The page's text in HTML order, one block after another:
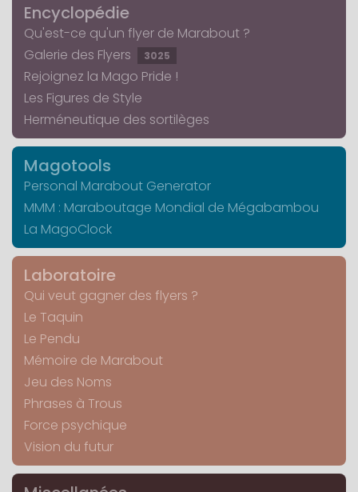
Encyclopédie
Qu'est-ce qu'un flyer de Marabout ?
Galerie des Flyers
3025
Rejoignez la Mago Pride !
Les Figures de Style
Herméneutique des sortilèges
Magotools
Personal Marabout Generator
MMM : Maraboutage Mondial de Mégabambou
La MagoClock
Laboratoire
Qui veut gagner des flyers ?
Le Taquin
Le Pendu
Mémoire de Marabout
Jeu des Noms
Phrases à Trous
Force psychique
Vision du futur